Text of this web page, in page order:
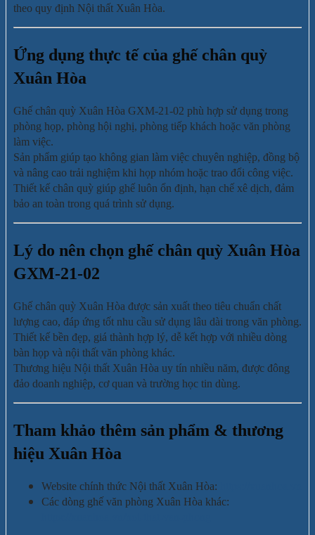
theo quy định Nội thất Xuân Hòa.
Ứng dụng thực tế của ghế chân quỳ
Xuân Hòa
Ghế chân quỳ Xuân Hòa GXM-21-02 phù hợp sử dụng trong
phòng họp, phòng hội nghị, phòng tiếp khách hoặc văn phòng
làm việc.
Sản phẩm giúp tạo không gian làm việc chuyên nghiệp, đồng bộ
và nâng cao trải nghiệm khi họp nhóm hoặc trao đổi công việc.
Thiết kế chân quỳ giúp ghế luôn ổn định, hạn chế xê dịch, đảm
bảo an toàn trong quá trình sử dụng.
Lý do nên chọn ghế chân quỳ Xuân Hòa
GXM-21-02
Ghế chân quỳ Xuân Hòa được sản xuất theo tiêu chuẩn chất
lượng cao, đáp ứng tốt nhu cầu sử dụng lâu dài trong văn phòng.
Thiết kế bền đẹp, giá thành hợp lý, dễ kết hợp với nhiều dòng
bàn họp và nội thất văn phòng khác.
Thương hiệu Nội thất Xuân Hòa uy tín nhiều năm, được đông
đảo doanh nghiệp, cơ quan và trường học tin dùng.
Tham khảo thêm sản phẩm & thương
hiệu Xuân Hòa
Website chính thức Nội thất Xuân Hòa:
Các dòng ghế văn phòng Xuân Hòa khác: